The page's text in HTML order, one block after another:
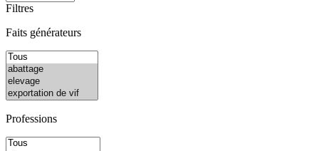
Filtres
Faits générateurs
Professions